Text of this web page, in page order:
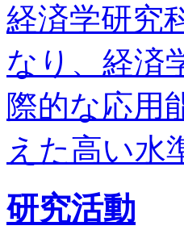
経済学研究
なり、経済
際的な応用
えた高い水
研究活動